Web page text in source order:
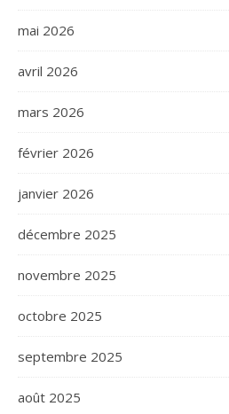
mai 2026
avril 2026
mars 2026
février 2026
janvier 2026
décembre 2025
novembre 2025
octobre 2025
septembre 2025
août 2025